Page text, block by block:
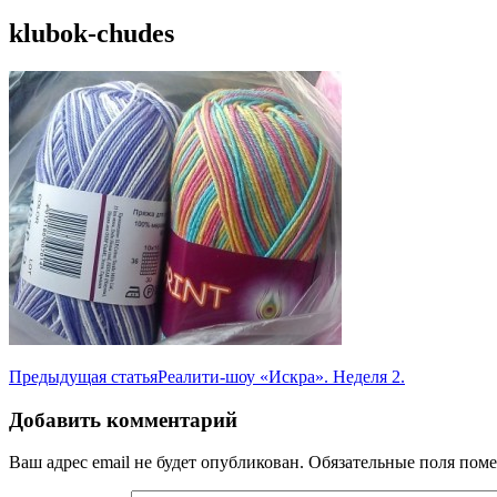
klubok-chudes
Навигация
по
записям
Предыдущая статьяРеалити-шоу «Искра». Неделя 2.
Добавить комментарий
Ваш адрес email не будет опубликован. Обязательные поля